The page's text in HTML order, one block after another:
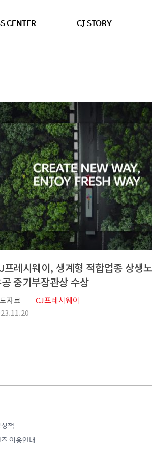
CENTER CJ STORY
프레시웨이, 생계형 적합업종 상생
중기부장관상 수상
자료
CJ프레시웨이
책
이용안내